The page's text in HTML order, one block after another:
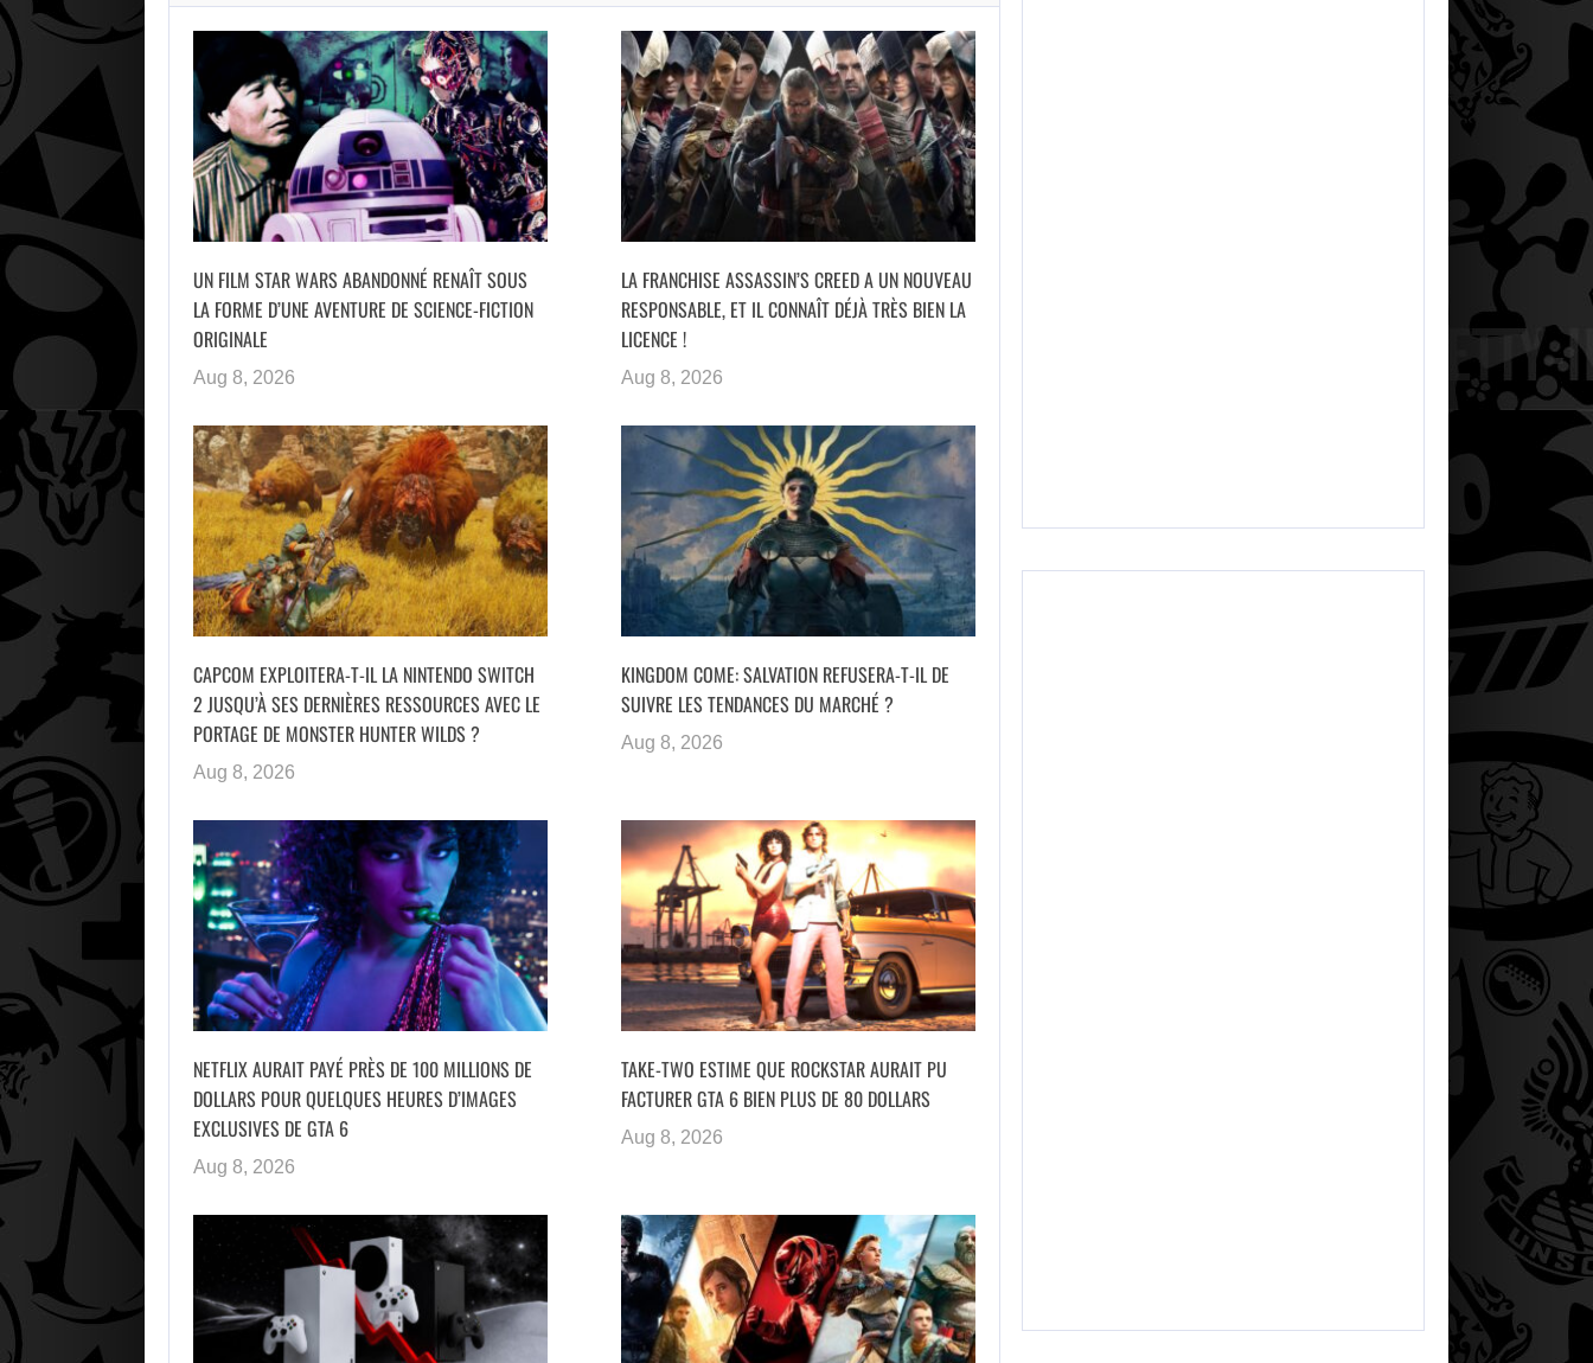
UN FILM STAR WARS ABANDONNÉ RENAÎT SOUS
LA FORME D’UNE AVENTURE DE SCIENCE-FICTION
ORIGINALE
Aug 8, 2026
LA FRANCHISE ASSASSIN’S CREED A UN NOUVEAU
RESPONSABLE, ET IL CONNAÎT DÉJÀ TRÈS BIEN LA
LICENCE !
Aug 8, 2026
CAPCOM EXPLOITERA-T-IL LA NINTENDO SWITCH
2 JUSQU’À SES DERNIÈRES RESSOURCES AVEC LE
PORTAGE DE MONSTER HUNTER WILDS ?
Aug 8, 2026
KINGDOM COME: SALVATION REFUSERA-T-IL DE
SUIVRE LES TENDANCES DU MARCHÉ ?
Aug 8, 2026
NETFLIX AURAIT PAYÉ PRÈS DE 100 MILLIONS DE
DOLLARS POUR QUELQUES HEURES D’IMAGES
EXCLUSIVES DE GTA 6
Aug 8, 2026
TAKE-TWO ESTIME QUE ROCKSTAR AURAIT PU
FACTURER GTA 6 BIEN PLUS DE 80 DOLLARS
Aug 8, 2026